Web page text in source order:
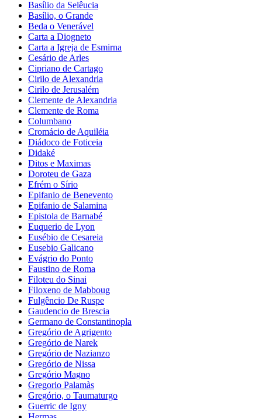
Basílio da Selêucia
Basílio, o Grande
Beda o Venerável
Carta a Diogneto
Carta a Igreja de Esmirna
Cesário de Arles
Cipriano de Cartago
Cirilo de Alexandria
Cirilo de Jerusalém
Clemente de Alexandria
Clemente de Roma
Columbano
Cromácio de Aquiléia
Diádoco de Foticeia
Didaké
Ditos e Maximas
Doroteu de Gaza
Efrém o Sírio
Epifanio de Benevento
Epifanio de Salamina
Epistola de Barnabé
Euquerio de Lyon
Eusébio de Cesareia
Eusebio Galicano
Evágrio do Ponto
Faustino de Roma
Filoteu do Sinai
Filoxeno de Mabboug
Fulgêncio De Ruspe
Gaudencio de Brescia
Germano de Constantinopla
Gregório de Agrigento
Gregório de Narek
Gregório de Nazianzo
Gregório de Nissa
Gregório Magno
Gregorio Palamàs
Gregório, o Taumaturgo
Guerric de Igny